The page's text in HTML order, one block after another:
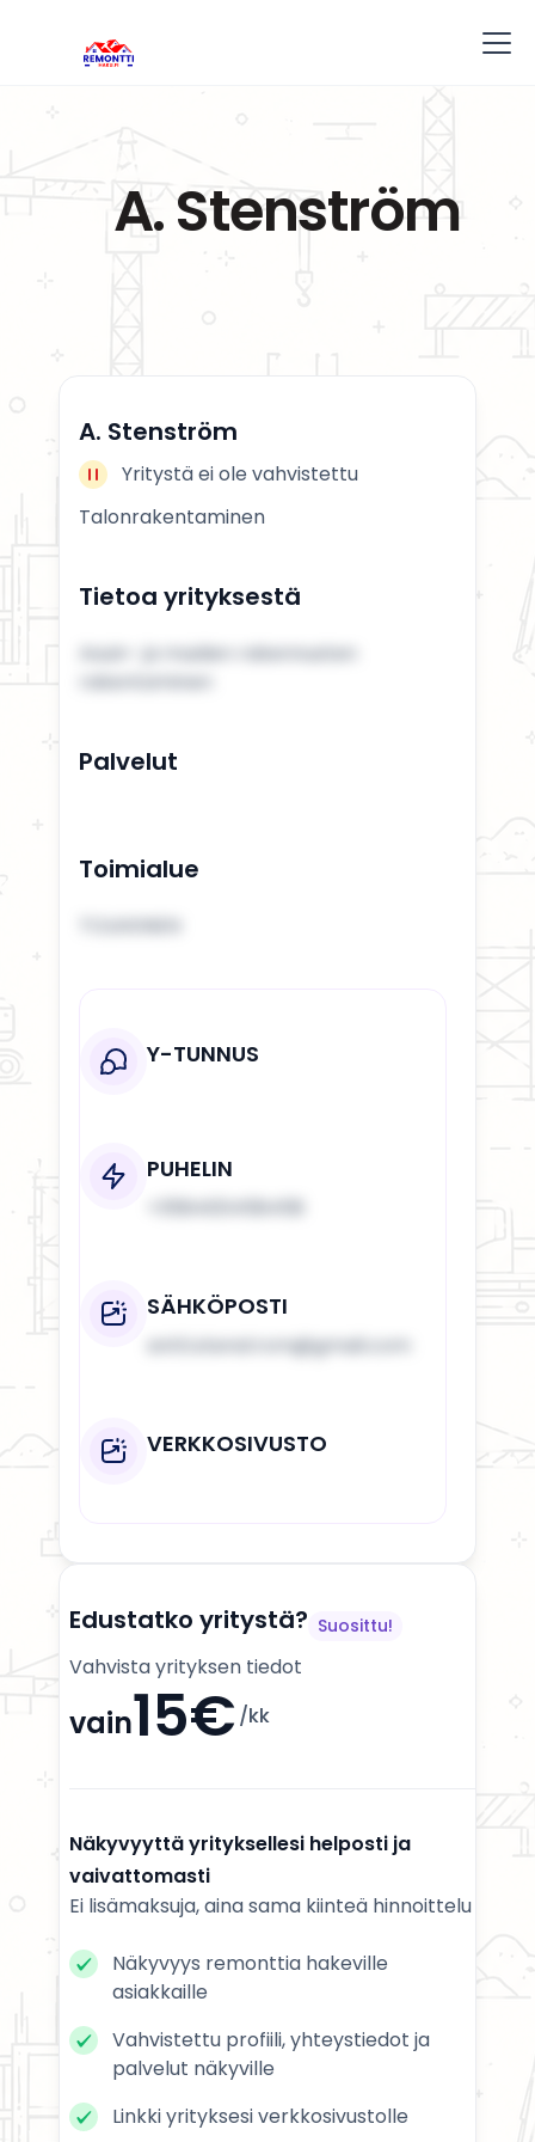
A. Stenström
A. Stenström
Yritystä ei ole vahvistettu
Talonrakentaminen
Tietoa yrityksestä
Asuin- ja muiden rakennusten
rakentaminen
Palvelut
Toimialue
TOLKKINEN
Y-TUNNUS
PUHELIN
SÄHKÖPOSTI
antti.stenstrom@gmail.com
VERKKOSIVUSTO
Edustatko yritystä? Suosittu!
Vahvista yrityksen tiedot
vain15€ /kk
Näkyvyyttä yrityksellesi helposti ja
vaivattomasti
Ei lisämaksuja, aina sama kiinteä hinnoittelu
Näkyvyys remonttia hakeville
asiakkaille
Vahvistettu profiili, yhteystiedot ja
palvelut näkyville
Linkki yrityksesi verkkosivustolle